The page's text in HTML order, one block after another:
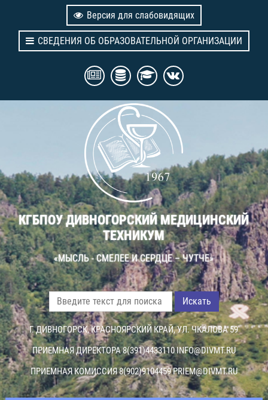
Версия для слабовидящих
СВЕДЕНИЯ ОБ ОБРАЗОВАТЕЛЬНОЙ ОРГАНИЗАЦИИ
КГБПОУ ДИВНОГОРСКИЙ МЕДИЦИНСКИЙ
ТЕХНИКУМ
«МЫСЛЬ - СМЕЛЕЕ И СЕРДЦЕ – ЧУТЧЕ»
Искать
Г. ДИВНОГОРСК, КРАСНОЯРСКИЙ КРАЙ, УЛ. ЧКАЛОВА 59
ПРИЕМНАЯ ДИРЕКТОРА 8(391)4433110INFO@DIVMT.RU
ПРИЕМНАЯ КОМИССИЯ 8(902)9104459PRIEM@DIVMT.RU